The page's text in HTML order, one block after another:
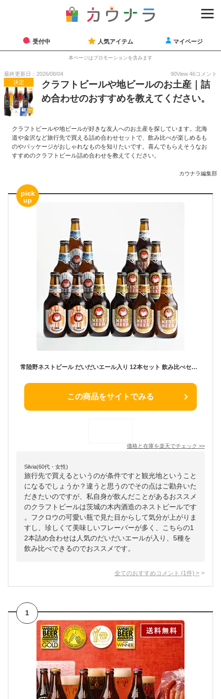
受付中 人気アイテム マイページ
本ページはプロモーションを含みます
最終更新日：2026/08/04 90View 46コメント
決定
クラフトビールや地ビールのお土産｜詰
め合わせのおすすめを教えてください。
クラフトビールや地ビールが好きな友人へのお土産を探しています。北海
道や金沢など旅行先で買える詰め合わせセットで、飲み比べが楽しめるも
のやパッケージがおしゃれなものを知りたいです。喜んでもらえそうなお
すすめのクラフトビール詰め合わせを教えてください。
カウナラ編集部
pick
up
常陸野ネストビール だいだいエール入り 12本セット 飲み比べセット 詰め合わせ 木内酒造 クラフトビール 地ビール おしゃれ 大容量 ギフト 贈り物 お祝い プレゼント 内祝い 還暦祝い 誕生日 贈答用 お歳暮 母の日 父の日 お中元 [DHNB-48]
この商品をサイトでみる
価格と在庫を楽天でチェック >>
Silvia(60代・女性)
旅行先で買えるというのが条件ですと観光地ということ
になるでしょうか？違うと思うのでその点はご勘弁いた
だきたいのですが、私自身が飲んだことがあるおススメ
のクラフトビールは茨城の木内酒造のネストビールです
。フクロウの可愛い瓶で見た目からして気分が上がりま
すし、珍しくて美味しいフレーバーが多く、こちらの1
2本詰め合わせは人気のだいだいエールが入り、5種を
飲み比べできるのでおススメです。
全てのおすすめコメント (1 件) >
1